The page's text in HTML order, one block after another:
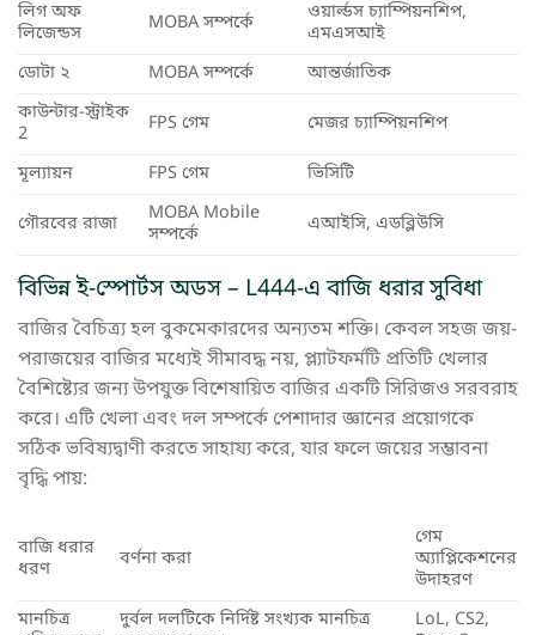
লিগ অফ
লিজেন্ডস
MOBA সম্পর্কে
ওয়ার্ল্ডস চ্যাম্পিয়নশিপ,
এমএসআই
ডোটা ২
MOBA সম্পর্কে
আন্তর্জাতিক
কাউন্টার-স্ট্রাইক
2
FPS গেম মেজর চ্যাম্পিয়নশিপ
মূল্যায়ন FPS গেম ভিসিটি
গৌরবের রাজা
MOBA Mobile
সম্পর্কে
এআইসি, এডব্লিউসি
বিভিন্ন ই-স্পোর্টস অডস – L444-এ বাজি ধরার সুবিধা
বাজির বৈচিত্র্য হল বুকমেকারদের অন্যতম শক্তি। কেবল সহজ জয়-
পরাজয়ের বাজির মধ্যেই সীমাবদ্ধ নয়, প্ল্যাটফর্মটি প্রতিটি খেলার
বৈশিষ্ট্যের জন্য উপযুক্ত বিশেষায়িত বাজির একটি সিরিজও সরবরাহ
করে। এটি খেলা এবং দল সম্পর্কে পেশাদার জ্ঞানের প্রয়োগকে
সঠিক ভবিষ্যদ্বাণী করতে সাহায্য করে, যার ফলে জয়ের সম্ভাবনা
বৃদ্ধি পায়:
বাজি ধরার
ধরণ
বর্ণনা করা
গেম
অ্যাপ্লিকেশনের
উদাহরণ
মানচিত্র
দুর্বল দলটিকে নির্দিষ্ট সংখ্যক মানচিত্র
LoL, CS2,